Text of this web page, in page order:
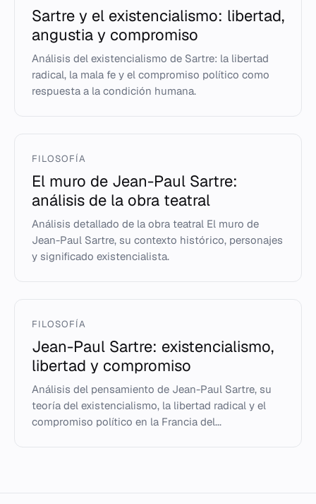
Sartre y el existencialismo: libertad,
angustia y compromiso
Análisis del existencialismo de Sartre: la libertad
radical, la mala fe y el compromiso político como
respuesta a la condición humana.
FILOSOFÍA
El muro de Jean-Paul Sartre:
análisis de la obra teatral
Análisis detallado de la obra teatral El muro de
Jean-Paul Sartre, su contexto histórico, personajes
y significado existencialista.
FILOSOFÍA
Jean-Paul Sartre: existencialismo,
libertad y compromiso
Análisis del pensamiento de Jean-Paul Sartre, su
teoría del existencialismo, la libertad radical y el
compromiso político en la Francia del...